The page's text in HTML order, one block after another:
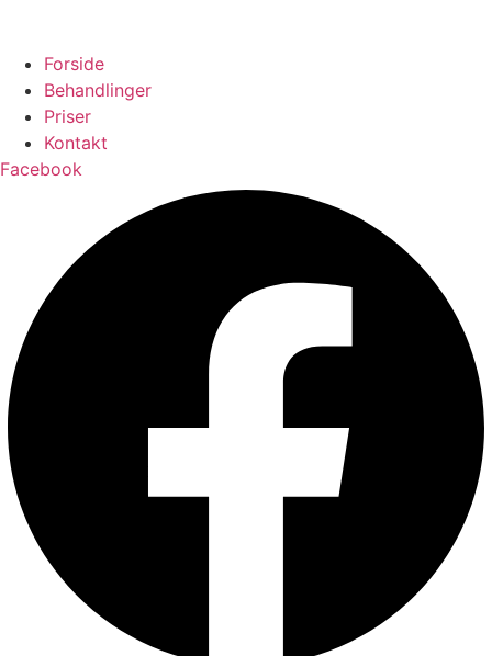
Forside
Behandlinger
Priser
Kontakt
Facebook